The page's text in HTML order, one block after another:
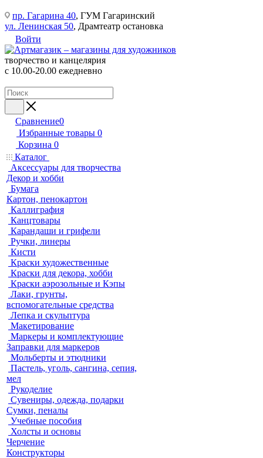
пр. Гагарина 40, ГУМ Гагаринский
ул. Ленинская 50, Драмтеатр остановка
Войти
творчество и канцелярия
с 10.00-20.00 ежедневно
Сравнение0
Избранные товары 0
Корзина 0
Каталог
Аксессуары для творчества
Декор и хобби
Бумага
Картон, пенокартон
Каллиграфия
Канцтовары
Карандаши и грифели
Ручки, линеры
Кисти
Краски художественные
Краски для декора, хобби
Краски аэрозольные и Кэпы
Лаки, грунты,
вспомогательные средства
Лепка и скульптура
Макетирование
Маркеры и комплектующие
Заправки для маркеров
Мольберты и этюдники
Пастель, уголь, сангина, сепия,
мел
Рукоделие
Сувениры, одежда, подарки
Сумки, пеналы
Учебные пособия
Холсты и основы
Черчение
Конструкторы